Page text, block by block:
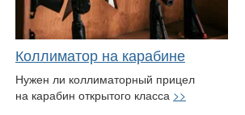
Коллиматор на карабине
Нужен ли коллиматорный прицел
на карабин открытого класса >>